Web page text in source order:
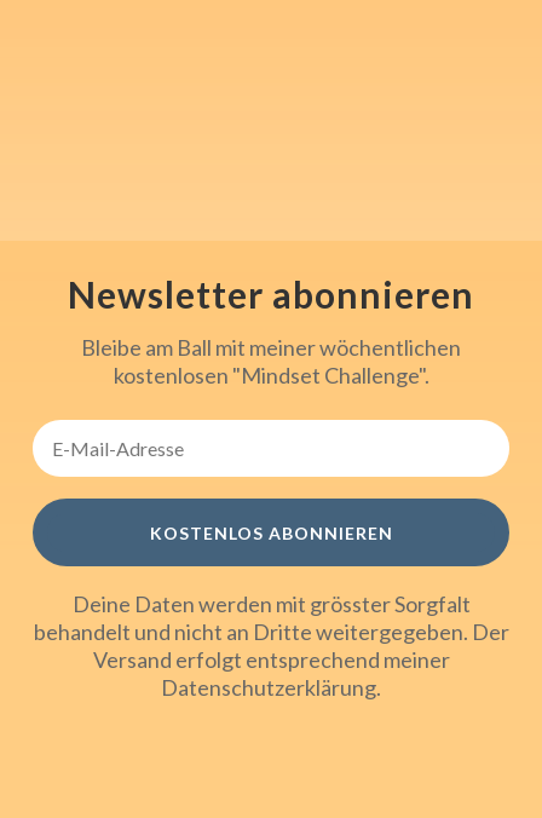
Newsletter abonnieren
Bleibe am Ball mit meiner wöchentlichen
kostenlosen "Mindset Challenge".
KOSTENLOS ABONNIEREN
Deine Daten werden mit grösster Sorgfalt
behandelt und nicht an Dritte weitergegeben. Der
Versand erfolgt entsprechend meiner
Datenschutzerklärung.